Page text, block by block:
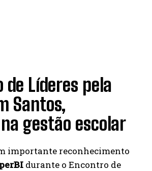
Líderes pela
Santos,
gestão escolar
importante reconhecimento
durante o Encontro de